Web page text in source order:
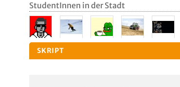
StudentInnen in der Stadt
SKRIPT